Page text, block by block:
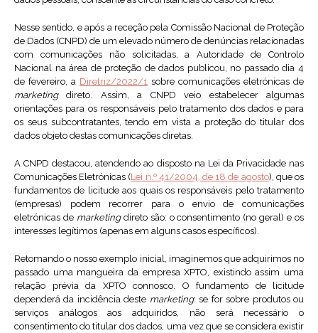
Nesse sentido, e após a receção pela Comissão Nacional de Proteção
de Dados (CNPD) de um elevado número de denúncias relacionadas
com comunicações não solicitadas, a Autoridade de Controlo
Nacional na área de proteção de dados publicou, no passado dia 4
de fevereiro, a Diretriz/2022/1 sobre comunicações eletrónicas de
marketingdireto. Assim, a CNPD veio estabelecer algumas
orientações para os responsáveis pelo tratamento dos dados e para
os seus subcontratantes, tendo em vista a proteção do titular dos
dados objeto destas comunicações diretas.
A CNPD destacou, atendendo ao disposto na Lei da Privacidade nas
Comunicações Eletrónicas (Lei n.º 41/2004, de 18 de agosto), que os
fundamentos de licitude aos quais os responsáveis pelo tratamento
(empresas) podem recorrer para o envio de comunicações
eletrónicas de marketing direto são: o consentimento (no geral) e os
interesses legítimos (apenas em alguns casos específicos).
Retomando o nosso exemplo inicial, imaginemos que adquirimos no
passado uma mangueira da empresa XPTO, existindo assim uma
relação prévia da XPTO connosco. O fundamento de licitude
dependerá da incidência deste marketing: se for sobre produtos ou
serviços análogos aos adquiridos, não será necessário o
consentimento do titular dos dados, uma vez que se considera existir